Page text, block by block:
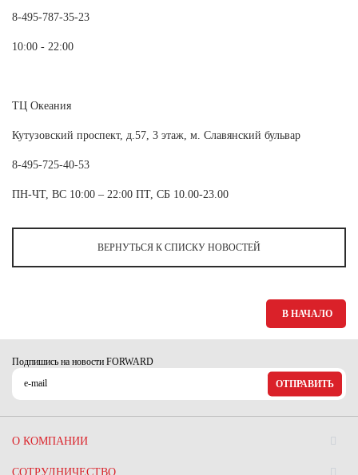
8-495-787-35-23
10:00 - 22:00
ТЦ Океания
Кутузовский проспект, д.57, 3 этаж, м. Славянский бульвар
8-495-725-40-53
ПН-ЧТ, ВС 10:00 – 22:00 ПТ, СБ 10.00-23.00
ВЕРНУТЬСЯ К СПИСКУ НОВОСТЕЙ
В НАЧАЛО
Подпишись на новости FORWARD
ОТПРАВИТЬ
О КОМПАНИИ
СОТРУДНИЧЕСТВО